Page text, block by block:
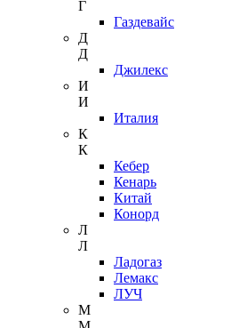
Г
Газдевайс
Д
Д
Джилекс
И
И
Италия
К
К
Кебер
Кенарь
Китай
Конорд
Л
Л
Ладогаз
Лемакс
ЛУЧ
М